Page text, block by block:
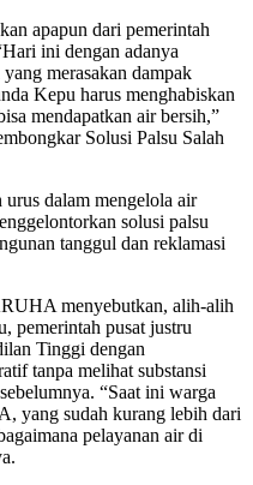
apapun dari pemerintah
ini dengan adanya
merasakan dampak
Kepu harus menghabiskan
mendapatkan air bersih,”
Solusi Palsu Salah
dalam mengelola air
solusi palsu
tanggul dan reklamasi
menyebutkan, alih-alih
pemerintah pusat justru
Tinggi dengan
tanpa melihat substansi
“Saat ini warga
yang sudah kurang lebih dari
pelayanan air di